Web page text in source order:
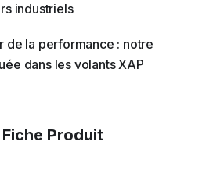
industriels
de la performance : notre
dans les volants XAP
Produit